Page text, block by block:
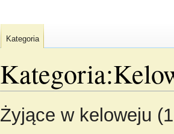
Żyjące w keloweju
Kategoria